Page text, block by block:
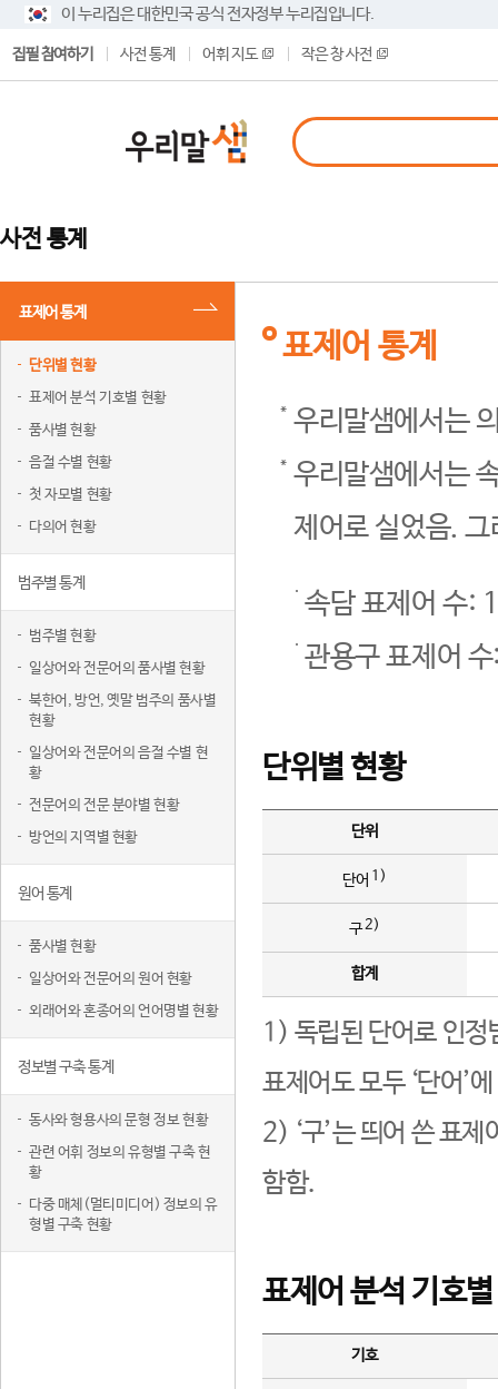
이 누리집은 대한민국 공식 전자정부 누리집입니다.
집필 참여하기 사전 통계 어휘 지도 작은 창 사전
사전 통계
표제어 통계
단위별 현황
표제어 분석 기호별 현황
품사별 현황
음절 수별 현황
첫 자모별 현황
다의어 현황
범주별 통계
범주별 현황
일상어와 전문어의 품사별 현황
북한어, 방언, 옛말 범주의 품사별
현황
일상어와 전문어의 음절 수별 현
황
전문어의 전문 분야별 현황
방언의 지역별 현황
원어 통계
품사별 현황
일상어와 전문어의 원어 현황
외래어와 혼종어의 언어명별 현황
정보별 구축 통계
동사와 형용사의 문형 정보 현황
관련 어휘 정보의 유형별 구축 현
황
다중 매체(멀티미디어) 정보의 유
형별 구축 현황
표제어 통계
우리말샘에서는
우리말샘에서는
제어로 실었음.
속담 표제어 수:
관용구 표제어
단위별 현황
단위
단어 1)
구2)
합계
1) 독립된 단어로 인정
표제어도 모두 ‘단어’
2) ‘구’는 띄어 쓴 표
함함.
표제어 분석 기호
기호